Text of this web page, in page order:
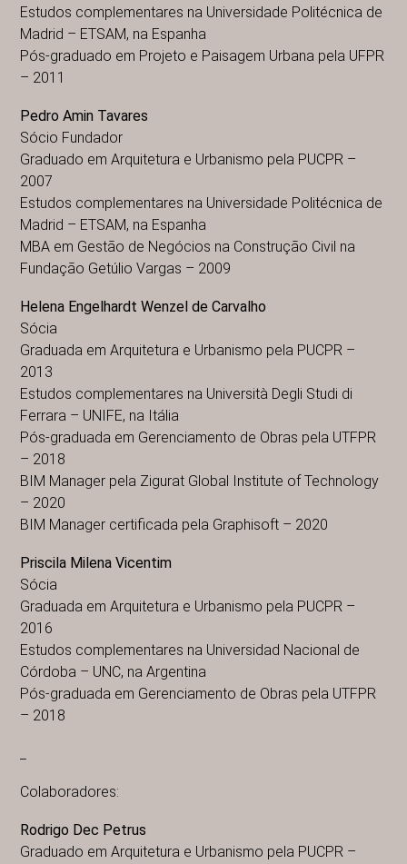
Estudos complementares na Universidade Politécnica de
Madrid – ETSAM, na Espanha
Pós-graduado em Projeto e Paisagem Urbana pela UFPR
– 2011
Pedro Amin Tavares
Sócio Fundador
Graduado em Arquitetura e Urbanismo pela PUCPR –
2007
Estudos complementares na Universidade Politécnica de
Madrid – ETSAM, na Espanha
MBA em Gestão de Negócios na Construção Civil na
Fundação Getúlio Vargas – 2009
Helena Engelhardt Wenzel de Carvalho
Sócia
Graduada em Arquitetura e Urbanismo pela PUCPR –
2013
Estudos complementares na Università Degli Studi di
Ferrara – UNIFE, na Itália
Pós-graduada em Gerenciamento de Obras pela UTFPR
– 2018
BIM Manager pela Zigurat Global Institute of Technology
– 2020
BIM Manager certificada pela Graphisoft – 2020
Priscila Milena Vicentim
Sócia
Graduada em Arquitetura e Urbanismo pela PUCPR –
2016
Estudos complementares na Universidad Nacional de
Córdoba – UNC, na Argentina
Pós-graduada em Gerenciamento de Obras pela UTFPR
– 2018
Colaboradores:
Rodrigo Dec Petrus
Graduado em Arquitetura e Urbanismo pela PUCPR –